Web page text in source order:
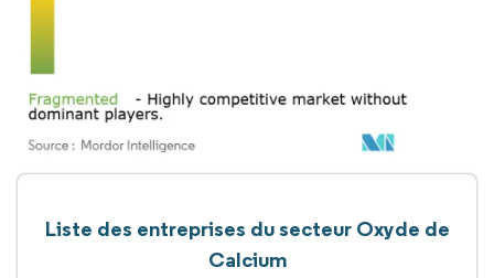
Liste des entreprises du secteur Oxyde de
Calcium